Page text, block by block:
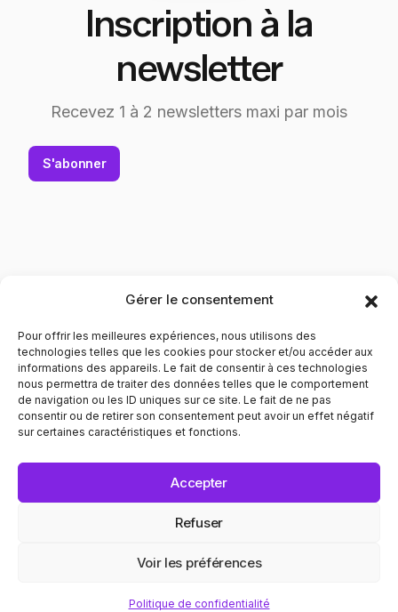
Gérer le consentement
Pour offrir les meilleures expériences, nous utilisons des
technologies telles que les cookies pour stocker et/ou accéder aux
informations des appareils. Le fait de consentir à ces technologies
nous permettra de traiter des données telles que le comportement
de navigation ou les ID uniques sur ce site. Le fait de ne pas
consentir ou de retirer son consentement peut avoir un effet négatif
sur certaines caractéristiques et fonctions.
Accepter
Refuser
Voir les préférences
Politique de confidentialité
Inscription à la
newsletter
Recevez 1 à 2 newsletters maxi par mois
S'abonner
Contribuer à l'évolution des mentalités pour le respect
envers les personnes LGBTQIA+. Informer et prévenir dans
POLITIQUE DE CONFIDENTIALITÉ
© 2025 Recap. All Rights Reserved.